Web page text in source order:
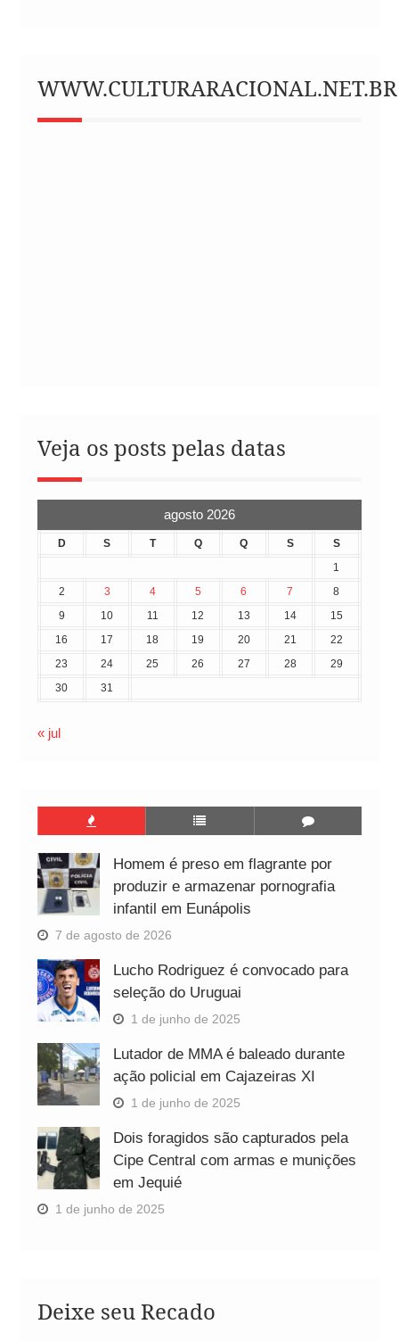
WWW.CULTURARACIONAL.NET.BR
Veja os posts pelas datas
agosto 2026
D S T Q Q S
S
1
2
3 4 5 6 7
8
9
10 11 12 13 14
15
16
17 18 19 20 21
22
23
24 25 26 27 28
29
30
31
« jul
Homem é preso em flagrante por
produzir e armazenar pornografia
infantil em Eunápolis
7 de agosto de 2026
Lucho Rodriguez é convocado para
seleção do Uruguai
1 de junho de 2025
Lutador de MMA é baleado durante
ação policial em Cajazeiras XI
1 de junho de 2025
Dois foragidos são capturados pela
Cipe Central com armas e munições
em Jequié
1 de junho de 2025
Deixe seu Recado